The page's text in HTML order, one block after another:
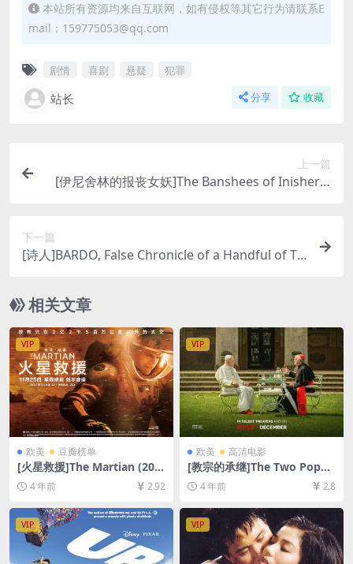
本站所有资源均来自互联网，如有侵权等其它行为请联系E
mail：159775053@qq.com
剧情 喜剧 悬疑 犯罪
站长 分享 收藏
上一篇
[伊尼舍林的报丧女妖]The Banshees of Inisherin
下一篇
[诗人]BARDO, False Chronicle of a Handful of Tr
删减][MP4/9GB][中文字幕]
相关文章
VIP
欧美 豆瓣榜单
[火星救援]The Martian (201
5)[百度网盘+迅雷云盘资源10
80P超清未删减][MP4/10GB]
[中英字幕]
4 年前 2.92
VIP
欧美 高清电影
[教宗的承继]The Two Popes
(2019)[百度网盘+迅雷云盘资
源1080P超清未删减][MP4/7.
9GB][中英字幕]
4 年前 2.8
VIP VIP